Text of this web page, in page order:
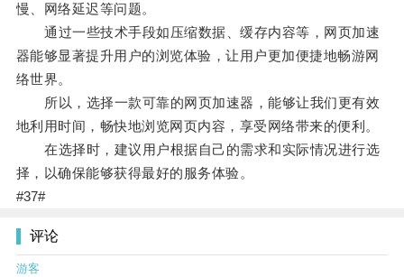
慢、网络延迟等问题。
通过一些技术手段如压缩数据、缓存内容等，网页加速
器能够显著提升用户的浏览体验，让用户更加便捷地畅游网
络世界。
所以，选择一款可靠的网页加速器，能够让我们更有效
地利用时间，畅快地浏览网页内容，享受网络带来的便利。
在选择时，建议用户根据自己的需求和实际情况进行选
择，以确保能够获得最好的服务体验。
#37#
评论
游客